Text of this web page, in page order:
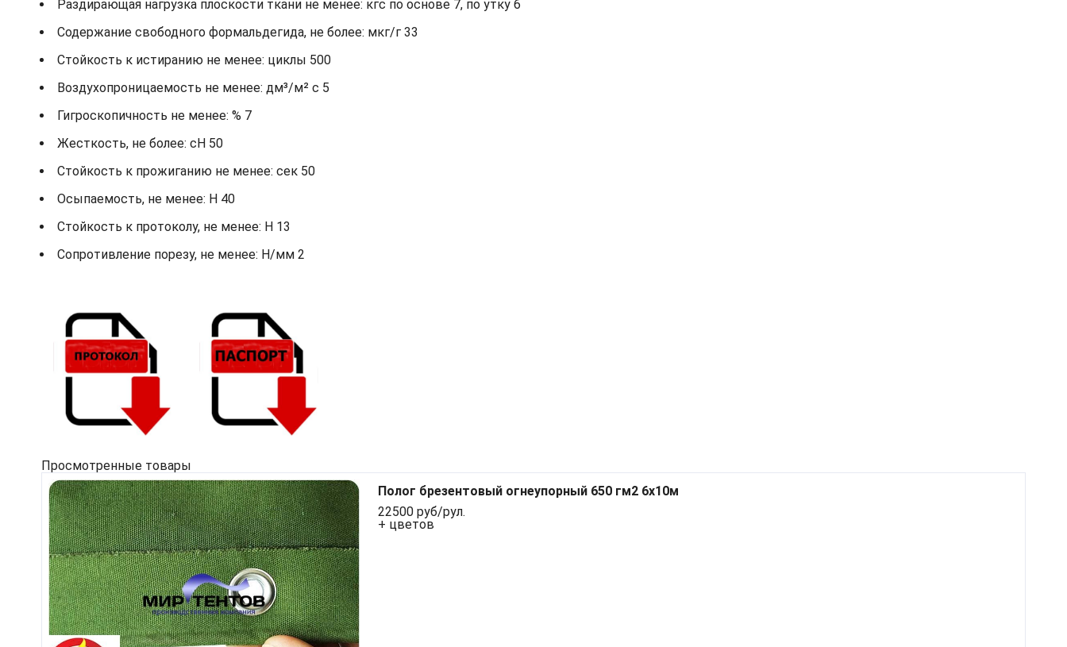
Раздирающая нагрузка плоскости ткани не менее: кгс по основе 7, по утку 6
Содержание свободного формальдегида, не более: мкг/г 33
Стойкость к истиранию не менее: циклы 500
Воздухопроницаемость не менее: дм³/м² с 5
Гигроскопичность не менее: % 7
Жесткость, не более: cH 50
Стойкость к прожиганию не менее: сек 50
Осыпаемость, не менее: H 40
Стойкость к протоколу, не менее: H 13
Сопротивление порезу, не менее: Н/мм 2
Просмотренные товары
Полог брезентовый огнеупорный 650 гм2 6x10м
22500 руб/рул.
+ цветов